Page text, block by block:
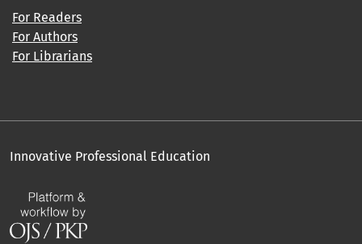
For Readers
For Authors
For Librarians
Innovative Professional Education